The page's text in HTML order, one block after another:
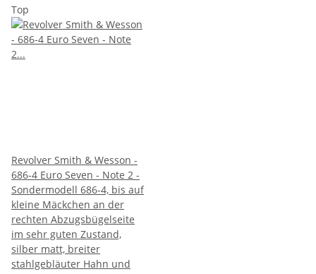
Top
Revolver Smith & Wesson -
686-4 Euro Seven - Note 2 -
Sondermodell 686-4, bis auf
kleine Mäckchen an der
rechten Abzugsbügelseite
im sehr guten Zustand,
silber matt, breiter
stahlgebläuter Hahn und